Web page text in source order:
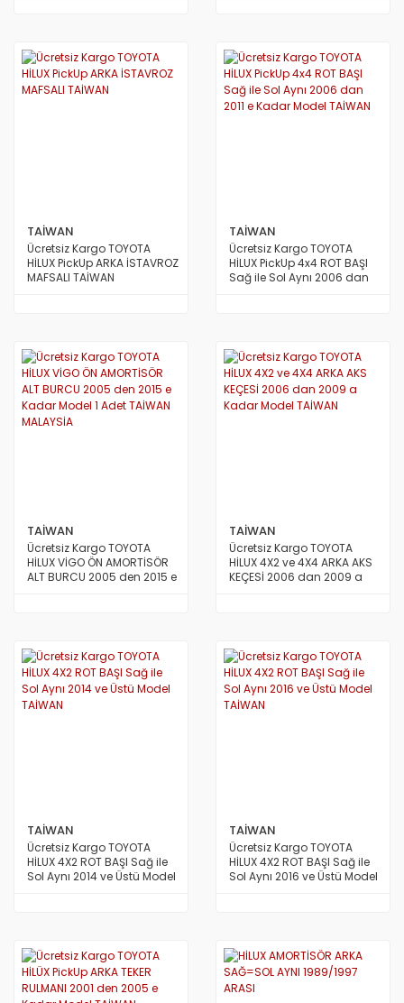
TAİWAN
Ücretsiz Kargo TOYOTA
HİLUX PickUp ARKA İSTAVROZ
MAFSALI TAİWAN
TAİWAN
Ücretsiz Kargo TOYOTA
HİLUX PickUp 4x4 ROT BAŞI
Sağ ile Sol Aynı 2006 dan
TAİWAN
Ücretsiz Kargo TOYOTA
HİLUX VİGO ÖN AMORTİSÖR
ALT BURCU 2005 den 2015 e
TAİWAN
Ücretsiz Kargo TOYOTA
HİLUX 4X2 ve 4X4 ARKA AKS
KEÇESİ 2006 dan 2009 a
TAİWAN
Ücretsiz Kargo TOYOTA
HİLUX 4X2 ROT BAŞI Sağ ile
Sol Aynı 2014 ve Üstü Model
TAİWAN
Ücretsiz Kargo TOYOTA
HİLUX 4X2 ROT BAŞI Sağ ile
Sol Aynı 2016 ve Üstü Model